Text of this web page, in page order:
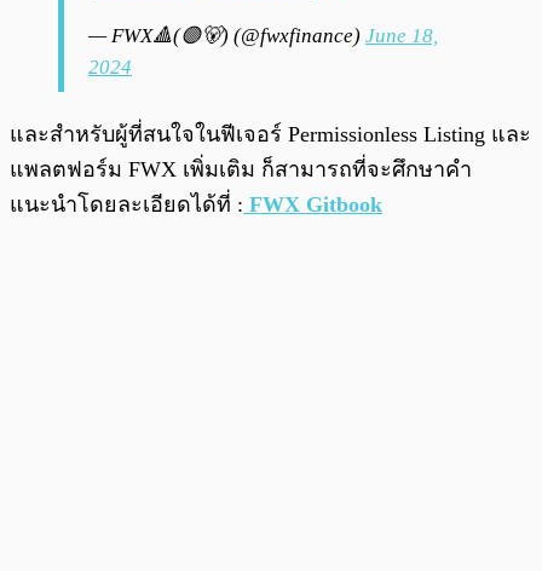
— FWX🔺(🟣🐻) (@fwxfinance) June 18,
2024
และสำหรับผู้ที่สนใจในฟีเจอร์ Permissionless Listing และ
แพลตฟอร์ม FWX เพิ่มเติม ก็สามารถที่จะศึกษาคำ
แนะนำโดยละเอียดได้ที่ : FWX Gitbook